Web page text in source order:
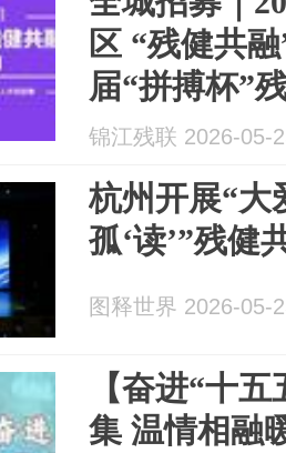
区 “残健共
届“拼搏杯”
选拔赛等你
锦江残联 2026-05-
杭州开展“大
孤‘读’”残健
图释世界 2026-05-
【奋进“十
集 温情相融